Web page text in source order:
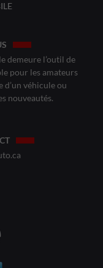
demeure l’outil de
pour les amateurs
d’un véhicule ou
nouveautés.